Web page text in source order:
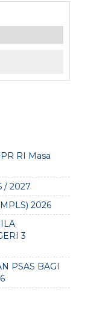
RI Masa
/ 2027
2026
3
PSAS BAGI